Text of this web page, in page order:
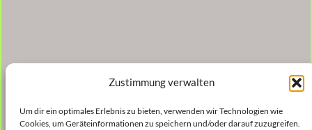
Zustimmung verwalten
Um dir ein optimales Erlebnis zu bieten, verwenden wir Technologien wie
Cookies, um Geräteinformationen zu speichern und/oder darauf zuzugreifen.